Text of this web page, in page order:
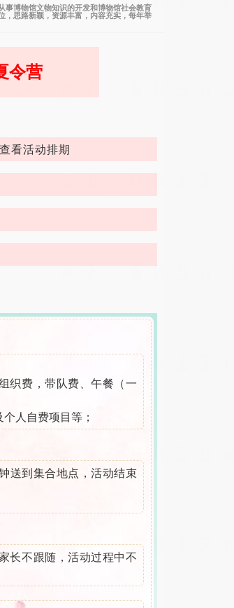
事博物馆文物知识的开发和博物馆社会教育
，思路新颖，资源丰富，内容充实，每年举
令营
查看活动排期
织费，带队费、午餐（一
人自费项目等；
送到集合地点，活动结束
长不跟随，活动过程中不